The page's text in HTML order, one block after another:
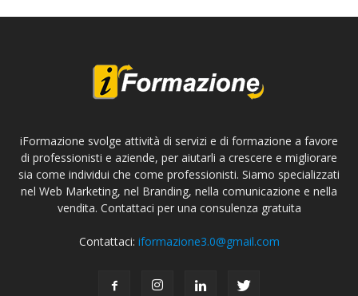
iFormazione svolge attività di servizi e di formazione a favore
di professionisti e aziende, per aiutarli a crescere e migliorare
sia come individui che come professionisti. Siamo specializzati
nel Web Marketing, nel Branding, nella comunicazione e nella
vendita. Contattaci per una consulenza gratuita
Contattaci: iformazione3.0@gmail.com